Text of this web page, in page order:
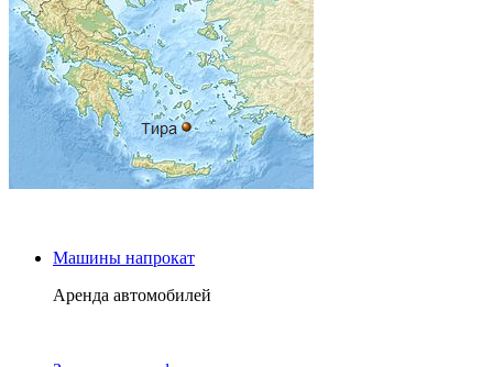
Машины напрокат
Аренда автомобилей